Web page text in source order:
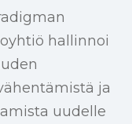
hallinnoi
ja
uudelle